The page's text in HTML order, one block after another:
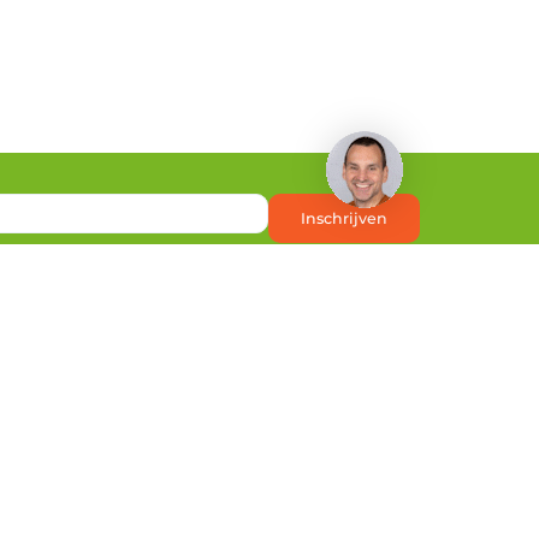
Inschrijven